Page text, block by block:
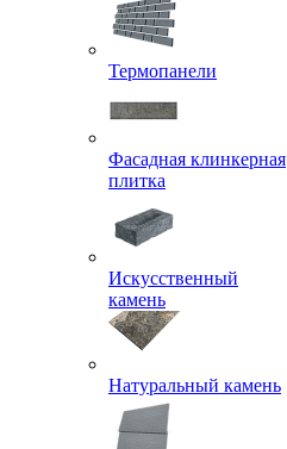
Термопанели
Фасадная клинкерная
плитка
Искусственный
камень
Натуральный камень